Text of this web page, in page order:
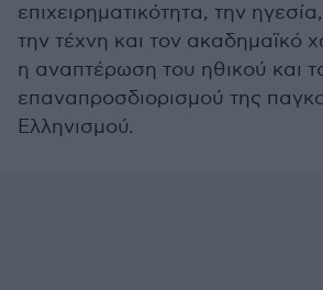
επιχειρηματικότητα, την
την τέχνη και τον ακαδημαϊκό
η αναπτέρωση του ηθικού και
επαναπροσδιορισμού της
Ελληνισμού.